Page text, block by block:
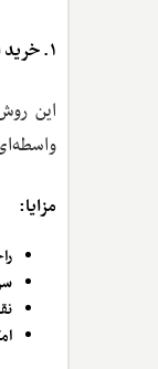
۱. خرید از صرافی‌های ارز دیجیتال (متمرکز)
این
مزایا: